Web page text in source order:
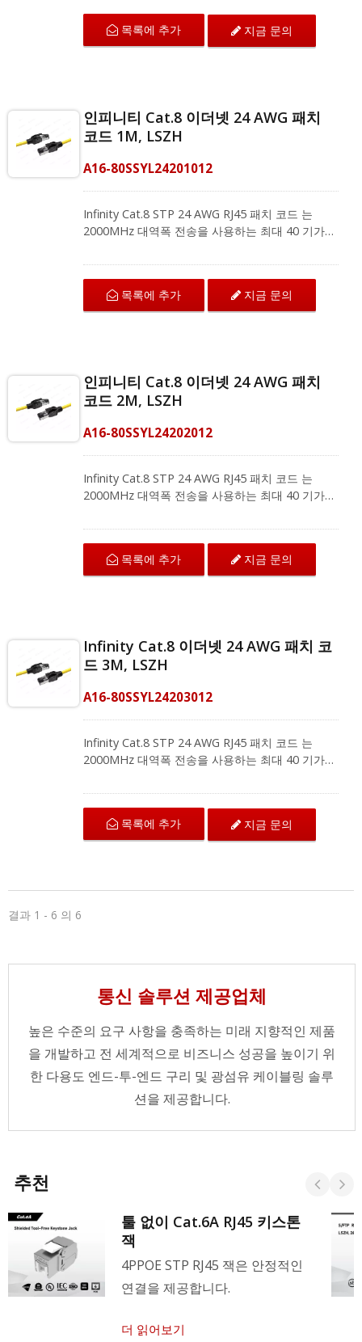
션과의 하위 호환성을 제공합니다. 캣.8 패치 코드
는 데이터 센터, 서버룸, 실험실 및 대규모 기업 네
트워크와 같은 요구가 많은 고대역폭 환경에 가장
결을 보장하기 위해 최대 부식 저항을 위해 50U" 금
도금 접점을 사용하며, 100% 맨 구리 와이어도 사
러그, 패치 코드 및 수평 케이블을 포함한 전체
다.
목록에 추가 지금 문의
인피니티 Cat.8 이더넷 24 AWG 패치
코드 1M, LSZH
A16-80SSYL24201012
Infinity Cat.8 STP 24 AWG RJ45 패치 코드 는
2000MHz 대역폭 전송을 사용하는 최대 40 기가비
설계되었습니다. 이는 고성능 네트워크를 위한 효
과적인 미래 대비 기술입니다. Cat.8 패치 코드는
데이터 센터, 서버룸 및 대규모 기업 네트워크와 같
은 고대역폭 케이블링 시스템의 최상의 동반자입니
위해 최대 부식 저항을 위해 50U" 금도금 접점을 사
용하며, 성능을 향상시키기 위해 커넥터에 내장된
GHMT 인증 Cat.8 시리즈 제품을 제공합니다. 우리
를 원하시면 지금 저희 팀에 연락해 주세요!
목록에 추가 지금 문의
인피니티 Cat.8 이더넷 24 AWG 패치
코드 2M, LSZH
A16-80SSYL24202012
Infinity Cat.8 STP 24 AWG RJ45 패치 코드 는
2000MHz 대역폭 전송을 사용하는 최대 40 기가비
설계되었습니다. 이는 고성능 네트워크를 위한 효
과적인 미래 대비 기술입니다. Cat.8 패치 코드는
데이터 센터, 서버룸 및 대규모 기업 네트워크와 같
은 고대역폭 케이블링 시스템의 최상의 동반자입니
위해 최대 부식 저항을 위해 50U" 금도금 접점을 사
용하며, 성능을 향상시키기 위해 커넥터에 내장된
GHMT 인증 Cat.8 시리즈 제품을 제공합니다. 우리
의 목표는 케이블링 시스템을 위한 고표준 IT 환경
를 원하시면 지금 저희 팀에 연락해 주세요!
목록에 추가 지금 문의
Infinity Cat.8 이더넷 24 AWG 패치 코
드 3M, LSZH
A16-80SSYL24203012
Infinity Cat.8 STP 24 AWG RJ45 패치 코드 는
2000MHz 대역폭 전송을 사용하는 최대 40 기가비
설계되었습니다. 이는 고성능 네트워크를 위한 효
과적인 미래 대비 기술입니다. Cat.8 패치 코드는
데이터 센터, 서버룸 및 대규모 기업 네트워크와 같
은 고대역폭 케이블링 시스템의 최상의 동반자입니
특징입니다. 신뢰할 수 있는 연결을 보장하기 위해
GHMT 인증 Cat.8 시리즈 제품을 제공합니다. 우리
을 만드는 것입니다. 적합한 배선 계획에 대한 정보
목록에 추가 지금 문의
결과 1 - 6 의 6
통신 솔루션 제공업체
높은 수준의 요구 사항을 충족하는 미래 지향적인 제품
을 개발하고 전 세계적으로 비즈니스 성공을 높이기 위
한 다용도 엔드-투-엔드 구리 및 광섬유 케이블링 솔루
션을 제공합니다.
추천
툴 없이 Cat.6A RJ45 키스톤
잭
4PPOE STP RJ45 잭은 안정적인
연결을 제공합니다.
더 읽어보기